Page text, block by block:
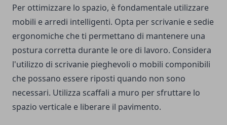
Per ottimizzare lo spazio, è fondamentale utilizzare
mobili e arredi intelligenti. Opta per scrivanie e sedie
ergonomiche che ti permettano di mantenere una
postura corretta durante le ore di lavoro. Considera
l'utilizzo di scrivanie pieghevoli o mobili componibili
che possano essere riposti quando non sono
necessari. Utilizza scaffali a muro per sfruttare lo
spazio verticale e liberare il pavimento.